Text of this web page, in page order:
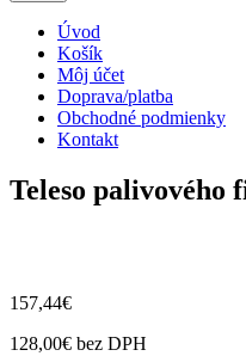
Úvod
Košík
Môj účet
Doprava/platba
Obchodné podmienky
Kontakt
Teleso palivového
157,44€
128,00€ bez DPH